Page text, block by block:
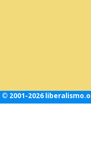
© 2001-2026